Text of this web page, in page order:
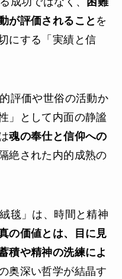
が評価されること を
にする「実績と信
評価や世俗の活動か
」として内面の静謐
魂の奉仕と信仰への
絶された内的成熟の
毯」は、時間と精神
の価値とは、目に見
積や精神の洗練によ
奥深い哲学が結晶す